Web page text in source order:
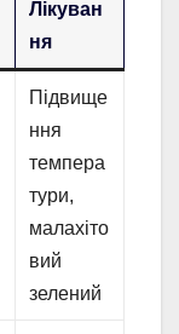
Лікуван
ня
Підвище
ння
темпера
тури,
малахіто
вий
зелений